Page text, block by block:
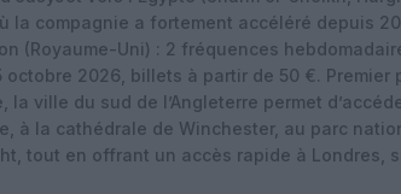
la compagnie a fortement accéléré depuis
(Royaume-Uni) : 2 fréquences
octobre 2026, billets à partir de 50 €. Premier
la ville du sud de l’Angleterre permet
à la cathédrale de Winchester, au parc
tout en offrant un accès rapide à Londres,